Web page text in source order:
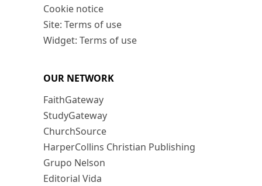
Cookie notice
Site: Terms of use
Widget: Terms of use
OUR NETWORK
FaithGateway
StudyGateway
ChurchSource
HarperCollins Christian Publishing
Grupo Nelson
Editorial Vida